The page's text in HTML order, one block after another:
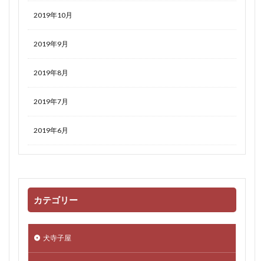
2019年10月
2019年9月
2019年8月
2019年7月
2019年6月
カテゴリー
犬寺子屋